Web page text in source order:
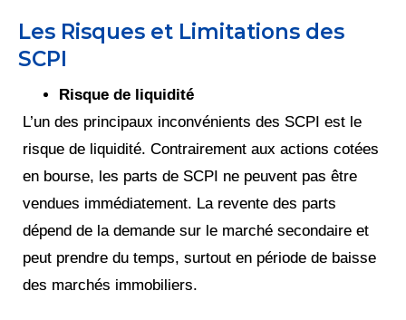
Les Risques et Limitations des
SCPI
Risque de liquidité
L’un des principaux inconvénients des SCPI est le
risque de liquidité. Contrairement aux actions cotées
en bourse, les parts de SCPI ne peuvent pas être
vendues immédiatement. La revente des parts
dépend de la demande sur le marché secondaire et
peut prendre du temps, surtout en période de baisse
des marchés immobiliers.